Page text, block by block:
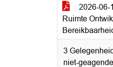
2026-06-
Ruimte
3
niet-